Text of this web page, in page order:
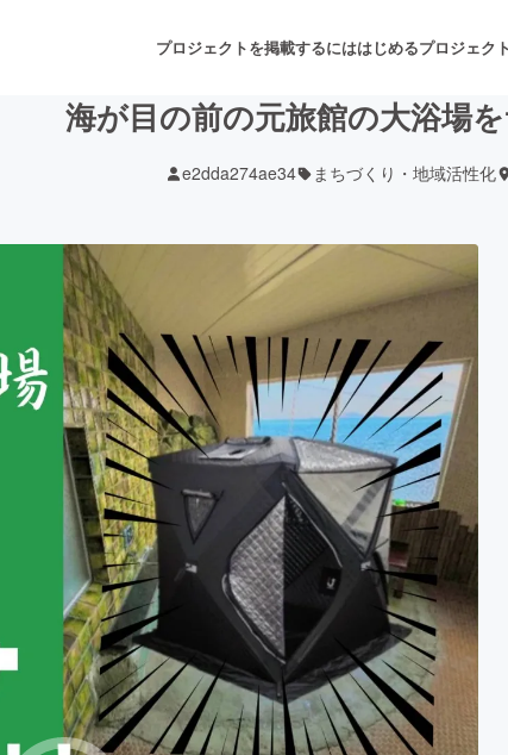
プロジェクトを掲載するにははじめるプロジェク
音楽 舞台・
ゲーム・サービス開発 フード・
書籍・雑誌出版 アニメ・
チャレンジ ビュー
CAMPFIRE for Social GoodCAMPFIRE
CAMPFIREふるさと納税machi-ya コミュニ
海が目の前の元旅館の大浴場
e2dda274ae34 まちづくり・地域活性化